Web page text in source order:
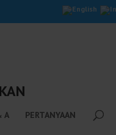
A PERTANYAAN